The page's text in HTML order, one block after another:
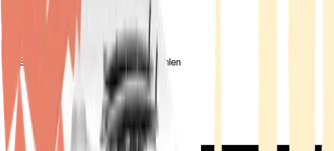
Standort wählen Versandart wählen